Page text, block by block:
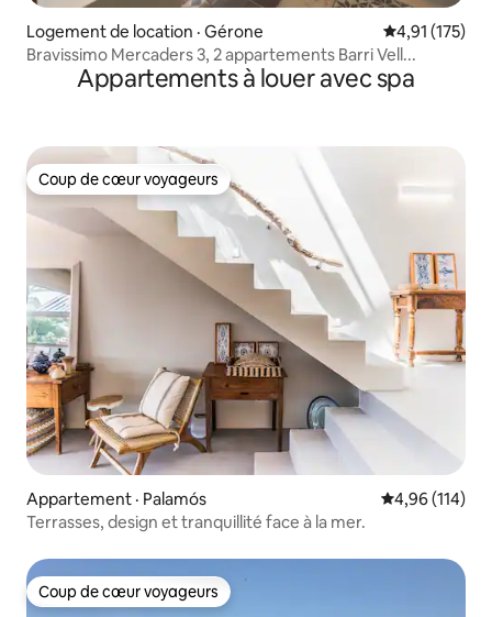
Logement de location · Gérone Note
4,91 (175)
Bravissimo Mercaders 3, 2 appartements Barri Vell...
Appartements à louer avec spa
Coup de cœur voyageurs
Coup de cœur voyageurs
Appartement · Palamós Note
4,96 (114)
Terrasses, design et tranquillité face à la mer.
Coup de cœur voyageurs
Coup de cœur voyageurs